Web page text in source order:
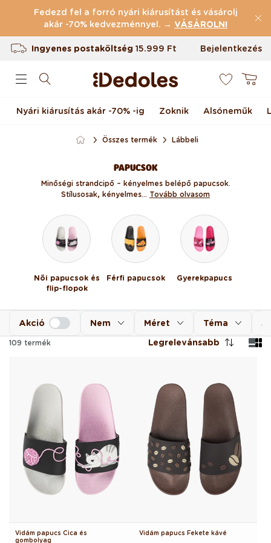
Ugrás a tartalomhoz
Fedezd fel a forró nyári kiárusítást és vásárolj
akár -70% kedvezménnyel. → VÁSÁROLNI
(43.839 Értékelések)
Ingyenes postaköltség 15.999 Ft
Termékvisszaküldés 100 napig
Bejelentkezés
Kosár
Nyári kiárusítás akár -70% -ig Zoknik Alsóneműk
Összes termék Lábbeli
PAPUCSOK
Minőségi strandcipő – kényelmes belépő papucsok.
Stílusosak, kényelmes... Tovább olvasom
Női papucsok és
flip-flopok
Férfi papucsok Gyerekpapucs
Nem Méret Téma
Akció
109 termék Legrelevánsabb
Vidám papucs Cica és
gombolyag
Vidám papucs Fekete kávé